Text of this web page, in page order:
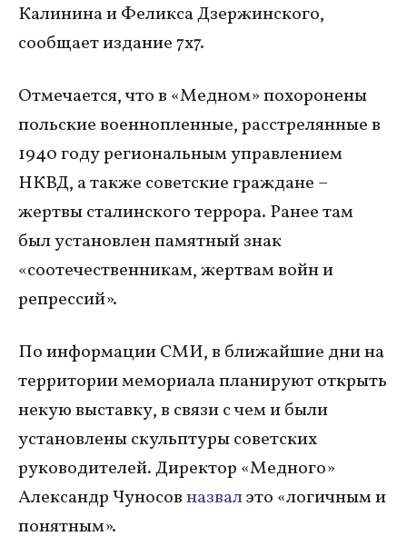
Калинина и Феликса Дзержинского,
сообщает издание 7х7.
Отмечается, что в «Медном» похоронены
польские военнопленные, расстрелянные в
1940 году региональным управлением
НКВД, а также советские граждане –
жертвы сталинского террора. Ранее там
был установлен памятный знак
«соотечественникам, жертвам войн и
репрессий».
По информации СМИ, в ближайшие дни на
территории мемориала планируют открыть
некую выставку, в связи с чем и были
установлены скульптуры советских
руководителей. Директор «Медного»
Александр Чуносовназвалэто «логичным и
понятным».